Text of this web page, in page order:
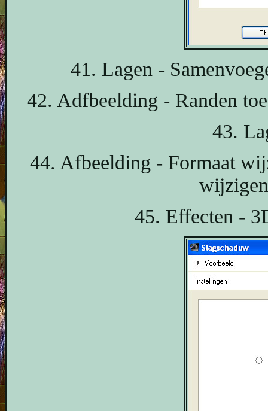
41. Lagen -
42. Adfbeelding - Randen
43.
44. Afbeelding - Formaat
45. Effecten -